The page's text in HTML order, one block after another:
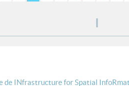
de INfrastructure for Spatial